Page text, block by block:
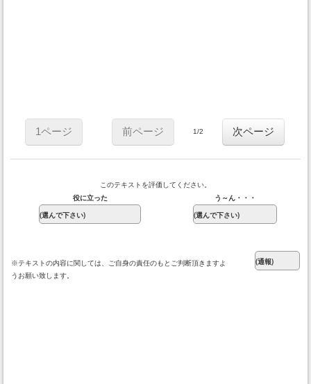
1ページ 前ページ 1/2 次ページ
このテキストを評価してください。
役に立った
う～ん・・・
※テキストの内容に関しては、ご自身の責任のもとご判断頂きますよ
うお願い致します。